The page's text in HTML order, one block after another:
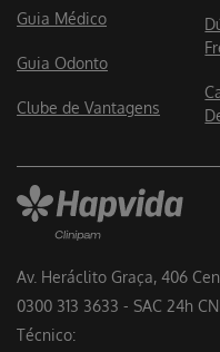
Av. Heráclito Graça, 406
0300 313 3633 - SAC 24h
Técnico:
Guia Médico
Guia Odonto
Clube de Vantagens